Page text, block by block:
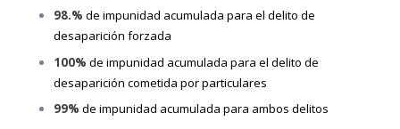
98.% de impunidad acumulada para el delito de
desaparición forzada
100% de impunidad acumulada para el delito de
desaparición cometida por particulares
99% de impunidad acumulada para ambos delitos